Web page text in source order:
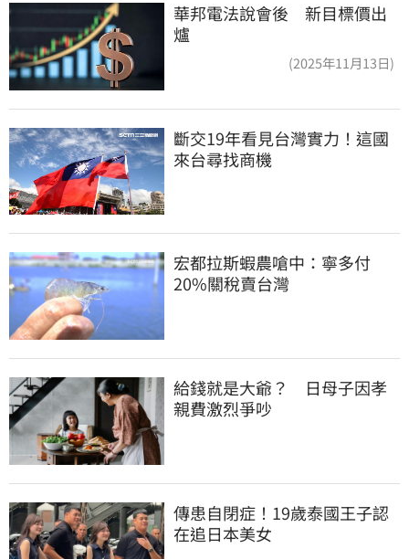
華邦電法說會後 新目標價出
爐
(2025年11月13日)
斷交19年看見台灣實力！這國
來台尋找商機
宏都拉斯蝦農嗆中：寧多付
20%關稅賣台灣
給錢就是大爺？　日母子因孝
親費激烈爭吵
傳患自閉症！19歲泰國王子認
在追日本美女